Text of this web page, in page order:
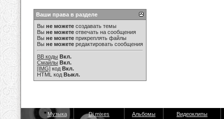
Ваши права в разделе
Вы не можете создавать темы
Вы не можете отвечать на сообщения
Вы не можете прикреплять файлы
Вы не можете редактировать сообщения
BB коды Вкл.
Смайлы Вкл.
[IMG] код Вкл.
HTML код Выкл.
Музыка Dj mixes Альбомы Видеоклипы